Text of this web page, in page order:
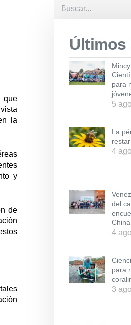
que
la
y
de
para
5
La
4
del
China
4
para
3